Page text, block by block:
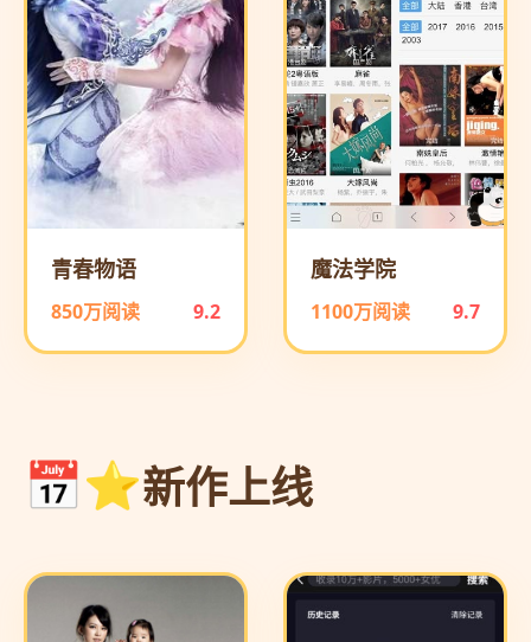
青春物语
850万阅读 9.2
魔法学院
1100万阅读 9.7
新作上线